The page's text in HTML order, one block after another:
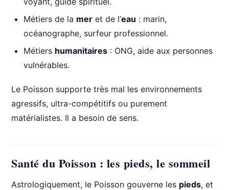
Métiers de la mer et de l’eau : marin,
océanographe, surfeur professionnel.
Métiers humanitaires : ONG, aide aux personnes
vulnérables.
Le Poisson supporte très mal les environnements
agressifs, ultra-compétitifs ou purement
matérialistes. Il a besoin de sens.
Santé du Poisson : les pieds, le sommeil
Astrologiquement, le Poisson gouverne les pieds, et